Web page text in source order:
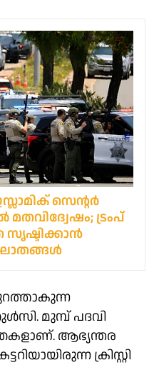
സെന്റർ
ട്രംപ്
സൃഷ്ടിക്കാന്‍
പുറത്താകുന്ന
മുമ്പ് പദവി
ആഭ്യന്തര
ക്രിസ്റ്റി